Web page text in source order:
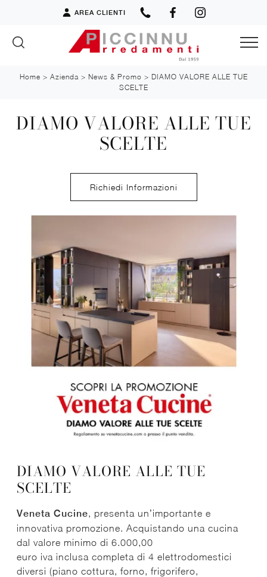
AREA CLIENTI
Home > Azienda > News & Promo > DIAMO VALORE ALLE TUE
SCELTE
DIAMO VALORE ALLE TUE
SCELTE
Richiedi Informazioni
DIAMO VALORE ALLE TUE
SCELTE
Veneta Cucine, presenta un’importante e
innovativa promozione. Acquistando una cucina
dal valore minimo di 6.000,00
euro iva inclusa completa di 4 elettrodomestici
diversi (piano cottura, forno, frigorifero,